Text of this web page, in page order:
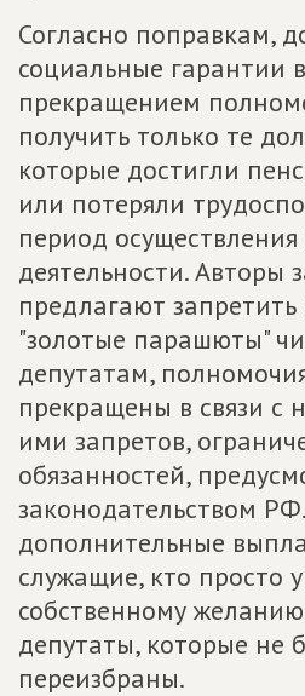
Согласно поправкам,
социальные гарантии
прекращением
получить только те
которые достигли
или потеряли
период
деятельности. Авторы
предлагают
"золотые парашюты"
депутатам,
прекращены в связи с
ими запретов,
обязанностей,
законодательством
дополнительные
служащие, кто просто
собственному
депутаты, которые не
переизбраны.